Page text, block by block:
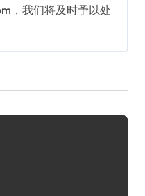
，我们将及时予以处